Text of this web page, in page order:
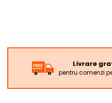
Livrare
pentru comenzi